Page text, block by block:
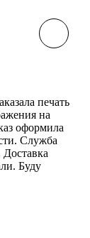
печать
на
оформила
Служба
Буду